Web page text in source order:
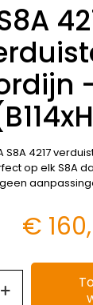
S8A 4217
op elk S8A
geen
€